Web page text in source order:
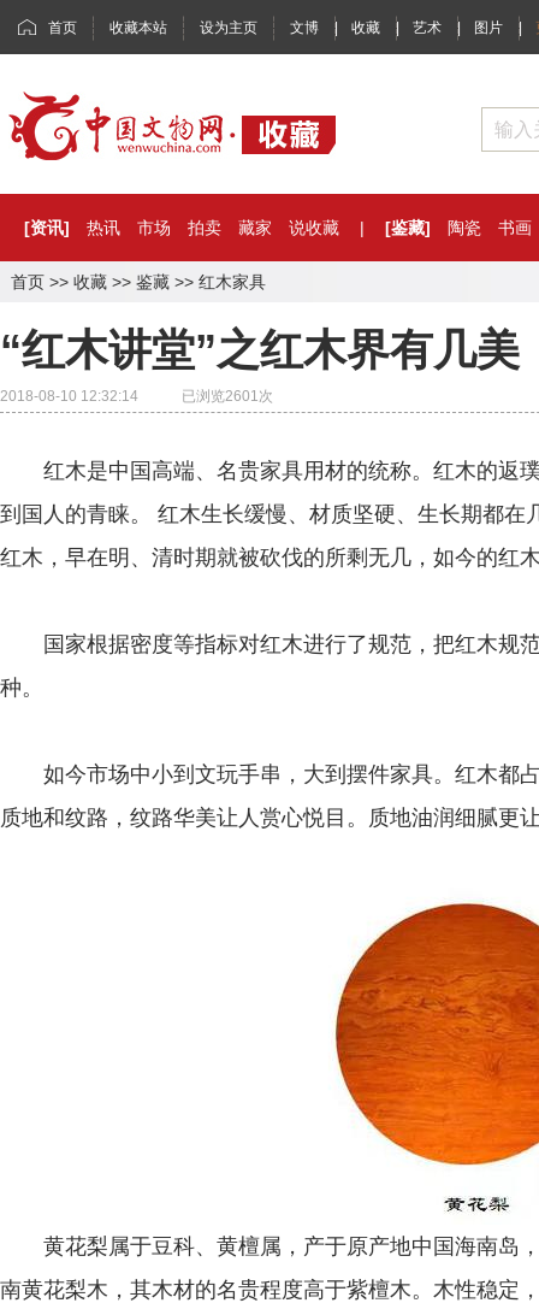
首页 收藏本站 设为主页 文博 | 收藏 | 艺术 | 图片 |
[资讯] 热讯 市场 拍卖 藏家 说收藏 | [鉴藏] 陶瓷 书画
首页 >> 收藏 >> 鉴藏 >> 红木家具
“红木讲堂”之红木界有几美
2018-08-10 12:32:14 已浏览2601次
红木是中国高端、名贵家具用材的统称。红木的返
到国人的青睐。 红木生长缓慢、材质坚硬、生长期都在
红木，早在明、清时期就被砍伐的所剩无几，如今的红
国家根据密度等指标对红木进行了规范，把红木规
种。
如今市场中小到文玩手串，大到摆件家具。红木都
质地和纹路，纹路华美让人赏心悦目。质地油润细腻更
黄花梨属于豆科、黄檀属，产于原产地中国海南岛
南黄花梨木，其木材的名贵程度高于紫檀木。木性稳定